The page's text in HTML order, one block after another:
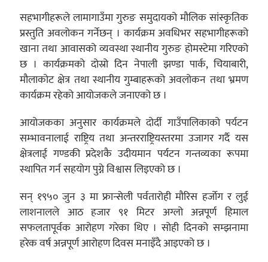
सहभागीहरूले लामागाउँमा गुरुङ समुदायको मौलिक सांस्कृतिक
प्रस्तुति अवलोकन गर्नेछन् । कार्यक्रम अवधिभर सहभागीहरूको
खाना तथा आवासको व्यवस्था स्थानीय गुरुङ होमस्टेमा गरिएको
छ । कार्यक्रमको दोस्रो दिन नेपाली झण्डा पार्क, चियाबारी,
मौलाकोट क्षेत्र तथा स्थानीय गुम्बाहरूको अवलोकन तथा भ्रमण
कार्यक्रम रहेको आयोजकले जनाएको छ ।
आयोजकका अनुसार कार्यक्रमले दोर्दी गाउँपालिकाको पर्यटन
सम्भावनालाई राष्ट्रिय तथा अन्तरराष्ट्रियस्तरमा उजागर गर्दै यस
क्षेत्रलाई गण्डकी प्रदेशकै उदीयमान पर्यटन गन्तव्यका रूपमा
स्थापित गर्न सहयोग पुग्ने विश्वास लिइएको छ ।
सन् १९५० जुन ३ मा फ्रान्सेली पर्वतारोही मौरिस हर्जोग र लुई
लाशनालले आठ हजार ९१ मिटर अग्लो अन्नपूर्ण हिमाल
सफलतापूर्वक आरोहण गरेका थिए । सोही दिनको सम्झनामा
हरेक वर्ष अन्नपूर्ण आरोहण दिवस मनाइँदै आइएको छ ।